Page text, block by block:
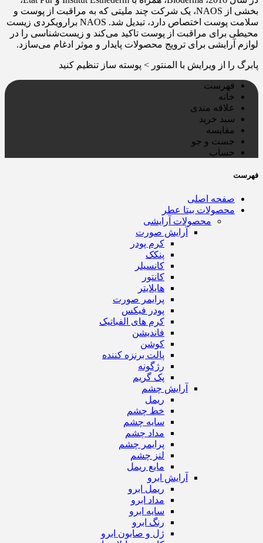
بخشی از NAOS، یک شرکت چند ملیتی که به مراقبت از پوست و
سلامت پوست اختصاص دارد، تبدیل شد. NAOS برارویکردی زیست‌
محیطی برای مراقبت از پوست تاکید می‌کند و زیست‌شناسی را در
لوازم آرایشی برای ترویج محصولات پایدار و موثر ادغام می‌سازد.
پابرگ را از ویرایش با المنتور > پوسته ساز تنظیم کنید
فهرست
خانه
علاقه مندی
سبد خرید
مقایسه
جست و جو
حساب
فهرست
صفحه اصلی
محصولات بیتا عطر
محصولات آرایشی
آرایش صورت
کرم پودر
پنکک
کانسیلر
کانتور
هایلایتر
پرایمر صورت
پودر فیکس
کرم های الفباتیک
فاندیشن
کوشن
پالت برنزه کننده
رژگونه
پک گریم
آرایش چشم
ریمل
خط چشم
سایه چشم
مداد چشم
پرایمر چشم
لنز چشم
مایع ریمل
آرایش ابرو
ریمل ابرو
مداد ابرو
سایه ابرو
رنگ ابرو
ژل و صابون ابرو